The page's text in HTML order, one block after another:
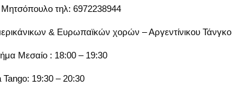
τηλ: 6972238944
& Ευρωπαϊκών χορών – Αργεντίνικου Τάνγκο
Μεσαίο : 18:00 – 19:30
Tango: 19:30 – 20:30